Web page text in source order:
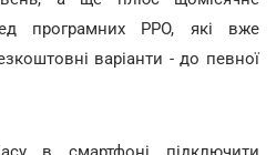
програмних РРО, які вже
варіанти - до певної